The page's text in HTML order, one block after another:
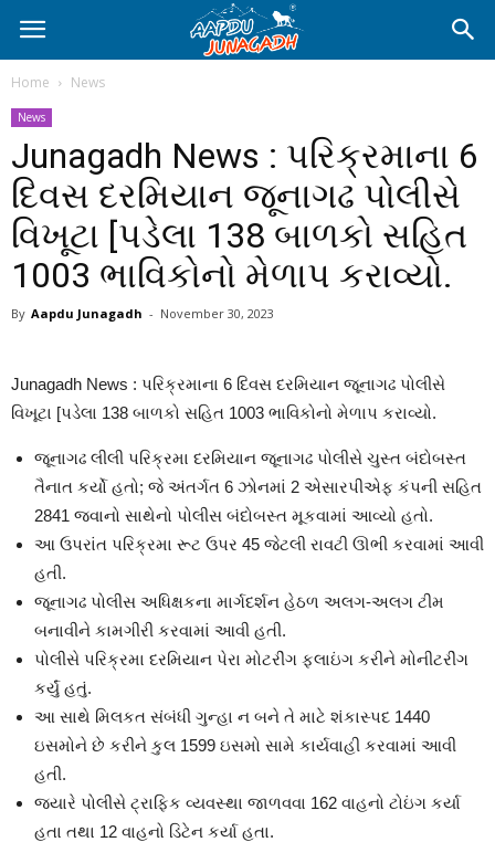
Home News
News
Junagadh News : પરિક્રમાના 6
દિવસ દરમિયાન જૂનાગઢ પોલીસે
વિખૂટા [પડેલા 138 બાળકો સહિત
1003 ભાવિકોનો મેળાપ કરાવ્યો.
By Aapdu Junagadh - November 30, 2023
Junagadh News : પરિક્રમાના 6 દિવસ દરમિયાન જૂનાગઢ પોલીસે
વિખૂટા [પડેલા 138 બાળકો સહિત 1003 ભાવિકોનો મેળાપ કરાવ્યો.
જૂનાગઢ લીલી પરિક્રમા દરમિયાન જૂનાગઢ પોલીસે ચુસ્ત બંદોબસ્ત
તૈનાત કર્યો હતો; જે અંતર્ગત 6 ઝોનમાં 2 એસારપીએફ કંપની સહિત
2841 જવાનો સાથેનો પોલીસ બંદોબસ્ત મૂકવામાં આવ્યો હતો.
આ ઉપરાંત પરિક્રમા રૂટ ઉપર 45 જેટલી રાવટી ઊભી કરવામાં આવી
હતી.
જૂનાગઢ પોલીસ અધિક્ષકના માર્ગદર્શન હેઠળ અલગ-અલગ ટીમ
બનાવીને કામગીરી કરવામાં આવી હતી.
પોલીસે પરિક્રમા દરમિયાન પેરા મોટરીંગ ફ્લાઇંગ કરીને મોનીટરીંગ
કર્યું હતું.
આ સાથે મિલકત સંબંધી ગુન્હા ન બને તે માટે શંકાસ્પદ 1440
ઇસમોને છે કરીને કુલ 1599 ઇસમો સામે કાર્યવાહી કરવામાં આવી
હતી.
જ્યારે પોલીસે ટ્રાફિક વ્યવસ્થા જાળવવા 162 વાહનો ટોઇંગ કર્યા
હતા તથા 12 વાહનો ડિટેન કર્યા હતા.